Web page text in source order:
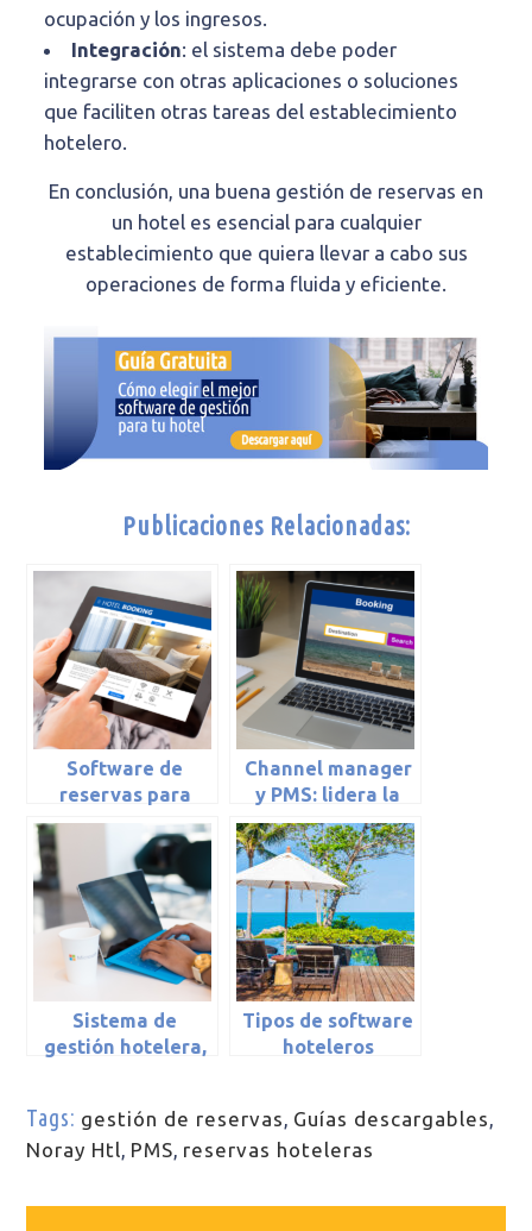
ocupación y los ingresos.
Integración: el sistema debe poder
integrarse con otras aplicaciones o soluciones
que faciliten otras tareas del establecimiento
hotelero.
En conclusión, una buena gestión de reservas en
un hotel es esencial para cualquier
establecimiento que quiera llevar a cabo sus
operaciones de forma fluida y eficiente.
Publicaciones Relacionadas:
Software de
reservas para
hoteles
Channel manager
y PMS: lidera la
gestión de tu
hotel
Sistema de
gestión hotelera,
Tipos de software
hoteleros
Tags: gestión de reservas Guías descargables
Noray Htl PMS reservas hoteleras